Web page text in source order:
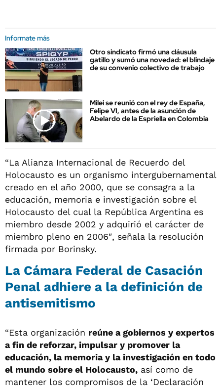
Informate más
Otro sindicato firmó una cláusula
gatillo y sumó una novedad: el blindaje
de su convenio colectivo de trabajo
Milei se reunió con el rey de España,
Felipe VI, antes de la asunción de
Abelardo de la Espriella en Colombia
“La Alianza Internacional de Recuerdo del
Holocausto es un organismo intergubernamental
creado en el año 2000, que se consagra a la
educación, memoria e investigación sobre el
Holocausto del cual la República Argentina es
miembro desde 2002 y adquirió el carácter de
miembro pleno en 2006″, señala la resolución
firmada por Borinsky.
La Cámara Federal de Casación
Penal adhiere a la definición de
antisemitismo
“Esta organización reúne a gobiernos y expertos
a fin de reforzar, impulsar y promover la
educación, la memoria y la investigación en todo
el mundo sobre el Holocausto, así como de
mantener los compromisos de la ‘Declaración